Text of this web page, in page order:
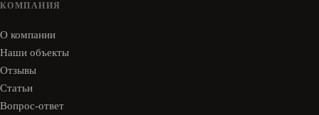
КОМПАНИЯ
О компании
Наши объекты
Отзывы
Статьи
Вопрос-ответ